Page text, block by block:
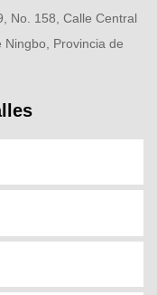
No. 158, Calle Central
Ningbo, Provincia de